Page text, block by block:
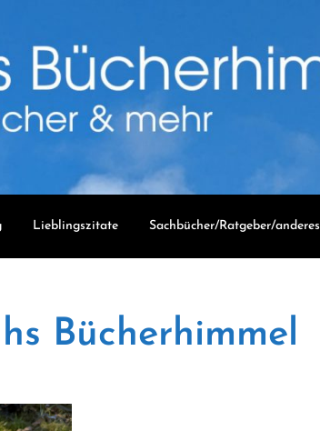
Lieblingszitate Sachbücher/Ratgeber/anderes
Bücherhimmel